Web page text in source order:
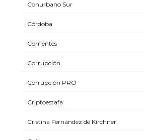
Conurbano Sur
Córdoba
Corrientes
Corrupción
Corrupción PRO
Criptoestafa
Cristina Fernández de Kirchner